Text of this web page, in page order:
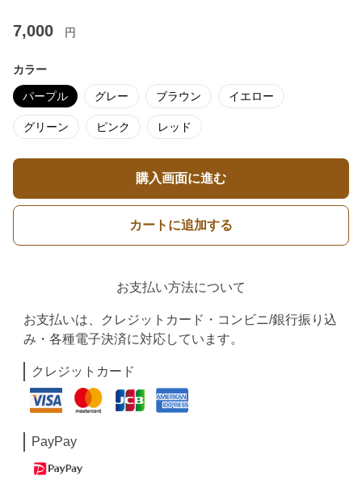
7,000 円
カラー
パープル グレー ブラウン イエロー
グリーン ピンク レッド
購入画面に進む
カートに追加する
お支払い方法について
お支払いは、クレジットカード・コンビニ/銀行振り込
み・各種電子決済に対応しています。
クレジットカード
PayPay